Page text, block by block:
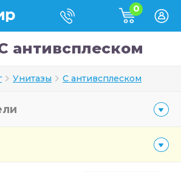
0
антивсплеском
Унитазы С антивсплеском